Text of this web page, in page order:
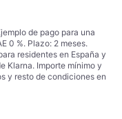
de pago para una
0 %. Plazo: 2 meses.
residentes en España y
Klarna. Importe mínimo y
y resto de condiciones en